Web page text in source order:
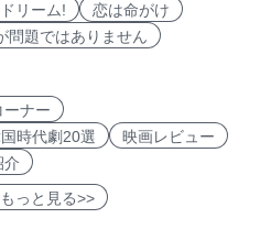
リーム!
恋は命がけ
問題ではありません
ーナー
時代劇20選
映画レビュー
介
と見る>>